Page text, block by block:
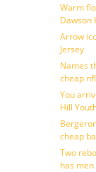
Warm
Dawson
Arrow
Jersey
Names
cheap
You
Hill
cheap
Two
has